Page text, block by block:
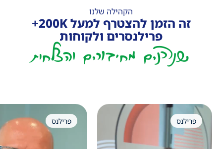
הקהילה שלנו
זה הזמן להצטרף למעל 200K+
פרילנסרים ולקוחות
שנהנים מחיבורים והצלחות
פרילנס פרילנס